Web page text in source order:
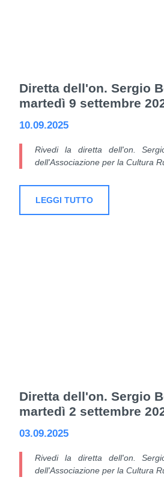
Diretta dell'on. Sergio
martedì 9 settembre
10.09.2025
Rivedi la diretta dell'on.
dell'Associazione per la Cultura
LEGGI TUTTO
Diretta dell'on. Sergio
martedì 2 settembre
03.09.2025
Rivedi la diretta dell'on.
dell'Associazione per la Cultura